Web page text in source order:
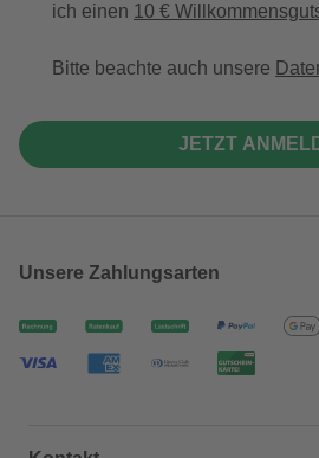
ich einen 10 €
Bitte beachte auch unsere
JETZT
Unsere Zahlungsarten